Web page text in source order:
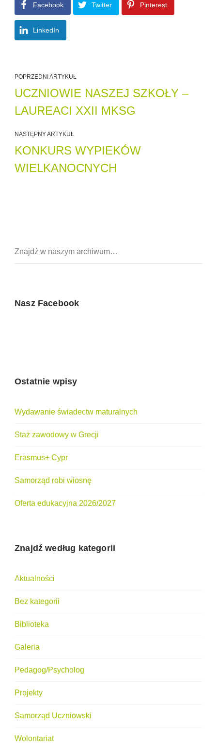
Facebook Twitter Pinterest
LinkedIn
POPRZEDNI ARTYKUŁ
UCZNIOWIE NASZEJ SZKOŁY –
LAUREACI XXII MKSG
NASTĘPNY ARTYKUŁ
KONKURS WYPIEKÓW
WIELKANOCNYCH
Nasz Facebook
Ostatnie wpisy
Wydawanie świadectw maturalnych
Staż zawodowy w Grecji
Erasmus+ Cypr
Samorząd robi wiosnę
Oferta edukacyjna 2026/2027
Znajdź według kategorii
Aktualności
Bez kategorii
Biblioteka
Galeria
Pedagog/Psycholog
Projekty
Samorząd Uczniowski
Wolontariat